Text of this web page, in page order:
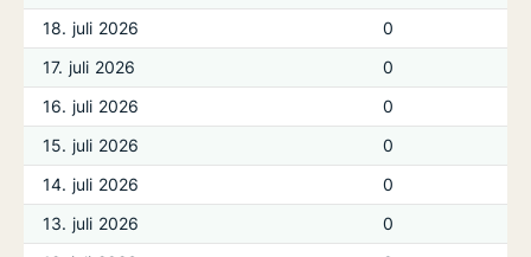
18. juli 2026
0
17. juli 2026
0
16. juli 2026
0
15. juli 2026
0
14. juli 2026
0
13. juli 2026
0